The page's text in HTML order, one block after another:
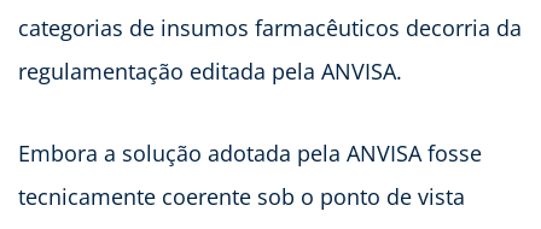
categorias de insumos farmacêuticos decorria da
regulamentação editada pela ANVISA.
Embora a solução adotada pela ANVISA fosse
tecnicamente coerente sob o ponto de vista